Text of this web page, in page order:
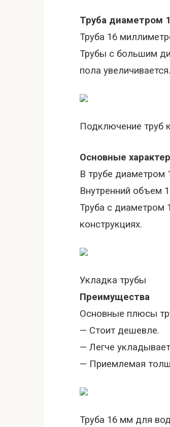
Труба диаметром
Труба 16
Трубы с большим
пола увеличивается.
Подключение труб
Основные
В трубе диаметром
Внутренний объем
Труба с диаметром
конструкциях.
Укладка трубы
Преимущества
Основные плюсы
— Стоит дешевле.
— Легче
— Приемлемая
Труба 16 мм для